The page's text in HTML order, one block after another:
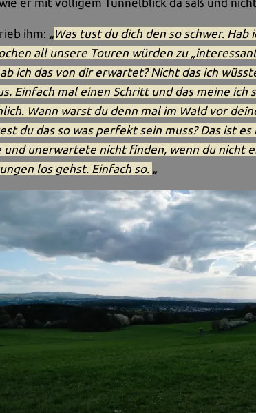
ihm: „Was tust du dich den so schwer. Hab
all unsere Touren würden zu
ich das von dir erwartet? Nicht das ich
Einfach mal einen Schritt und das meine ich
Wann warst du denn mal im Wald vor
du das so was perfekt sein muss? Das ist
und unerwartete nicht finden, wenn du nicht
los gehst. Einfach so. „